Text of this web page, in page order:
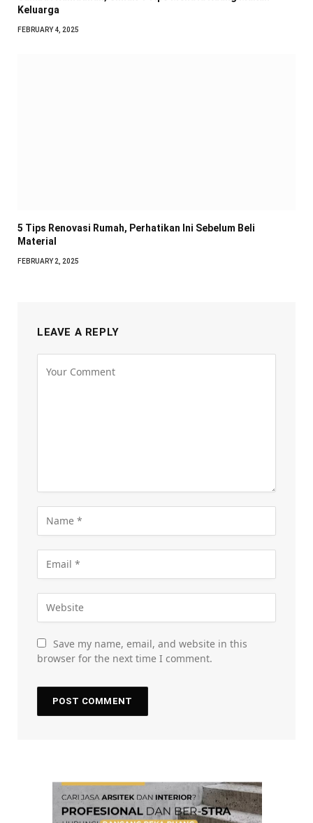
Keluarga
FEBRUARY 4, 2025
5 Tips Renovasi Rumah, Perhatikan Ini Sebelum Beli
Material
FEBRUARY 2, 2025
LEAVE A REPLY
Save my name, email, and website in this
browser for the next time I comment.